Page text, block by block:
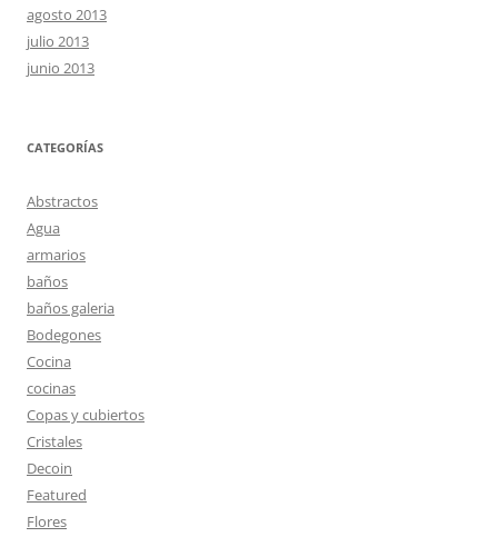
agosto 2013
julio 2013
junio 2013
CATEGORÍAS
Abstractos
Agua
armarios
baños
baños galeria
Bodegones
Cocina
cocinas
Copas y cubiertos
Cristales
Decoin
Featured
Flores